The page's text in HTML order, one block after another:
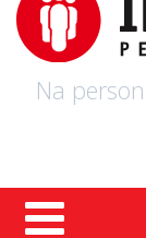
Na